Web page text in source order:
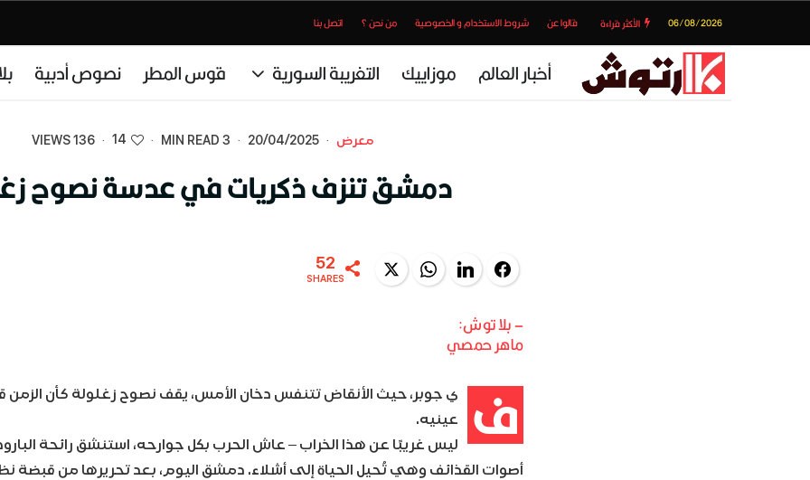
06/08/2026 الأكثر قراءة قالوا عن شروط الاستخدام و الخصوصية من نحن ؟ اتصل بنا
أخبار العالم موزاييك التغريبة السورية قوس المطر نصوص أدبية
معرض ·
20/04/2025
·
3 MIN READ
·
14
·
136 VIEWS
دمشق تنزف ذكريات في عدسة نصوح
Facebook
LinkedIn
WhatsApp
Twitter
52
SHARES
– بلا توش:
ماهر حمصي
ف
ي جوبر، حيث الأنقاض تتنفس دخان الأمس، يقف نصوح زغلولة كأن
عينيه.
ليس غريبًا عن هذا الخراب – عاش الحرب بكل جوارحه، استنشق رائحة
أصوات القذائف وهي تُحيل الحياة إلى أشلاء. دمشق اليوم، بعد تحريرها من قبضة